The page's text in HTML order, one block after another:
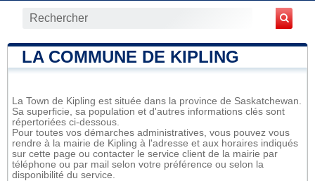
LA COMMUNE DE KIPLING
La Town de Kipling est située dans la province de Saskatchewan.
Sa superficie, sa population et d'autres informations clés sont
répertoriées ci-dessous.
Pour toutes vos démarches administratives, vous pouvez vous
rendre à la mairie de Kipling à l'adresse et aux horaires indiqués
sur cette page ou contacter le service client de la mairie par
téléphone ou par mail selon votre préférence ou selon la
disponibilité du service.